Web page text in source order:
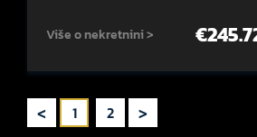
Više o nekretnini > €
< 1 2 >